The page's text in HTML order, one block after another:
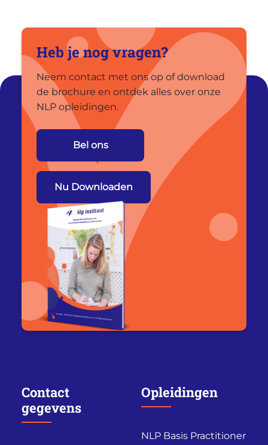
Heb je nog vragen?
Neem contact met ons op of download
de brochure en ontdek alles over onze
NLP opleidingen.
Bel ons
Nu Downloaden
Contact
gegevens
Opleidingen
NLP Basis Practitioner